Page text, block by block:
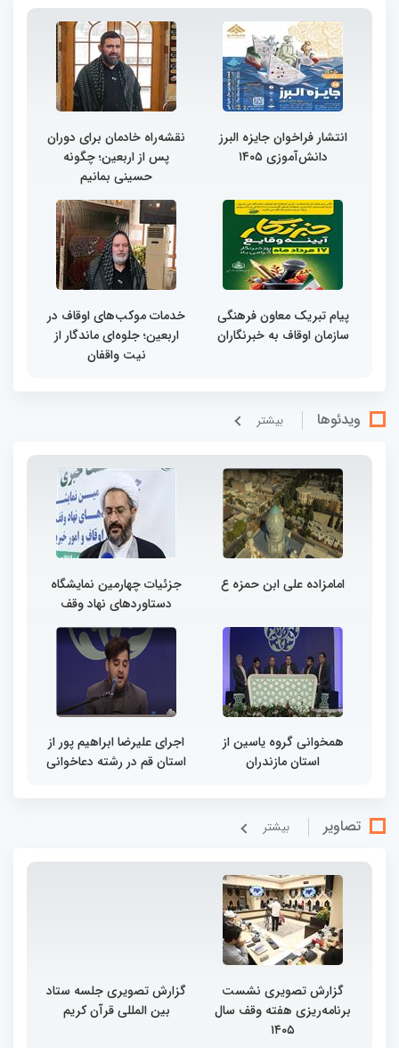
انتشار فراخوان جایزه البرز
دانش‌آموزی ۱۴۰۵
نقشه‌راه خادمان برای دوران
پس از اربعین؛ چگونه
حسینی بمانیم
پیام تبریک معاون فرهنگی
سازمان اوقاف به خبرنگاران
خدمات موکب‌های اوقاف در
اربعین؛ جلوه‌ای ماندگار از
نیت واقفان
ویدئوها بيشتر
امامزاده علی ابن حمزه ع
جزئیات چهارمین نمایشگاه
دستاوردهای نهاد وقف
همخوانی گروه یاسین از
استان مازندران
اجرای علیرضا ابراهیم پور از
استان قم در رشته دعاخوانی
تصاویر بيشتر
گزارش تصویری نشست
برنامه‌ریزی هفته وقف سال
۱۴۰۵
گزارش تصویری جلسه ستاد
بین المللی قرآن کریم